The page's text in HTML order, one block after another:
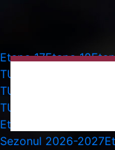
Etapa 17Etapa 18
TURUL 2
TURUL 2
TURUL 3
Etapa 27
Sezonul 2026-2027